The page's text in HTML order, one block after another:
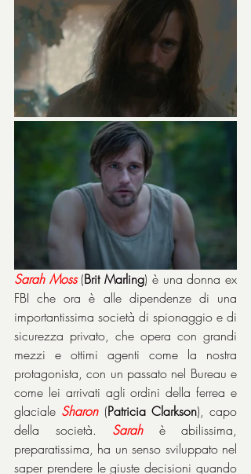
Sarah Moss (Brit Marling) è una donna ex
FBI che ora è alle dipendenze di una
importantissima società di spionaggio e di
sicurezza privato, che opera con grandi
mezzi e ottimi agenti come la nostra
protagonista, con un passato nel Bureau e
come lei arrivati agli ordini della ferrea e
glaciale Sharon (Patricia Clarkson), capo
della società. Sarah è abilissima,
preparatissima, ha un senso sviluppato nel
saper prendere le giuste decisioni quando